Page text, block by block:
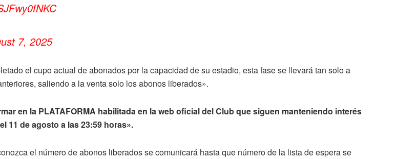
7, 2025
el cupo actual de abonados por la capacidad de su estadio, esta fase se llevará tan solo a
saliendo a la venta solo los abonos liberados».
en la PLATAFORMA habilitada en la web oficial del Club que siguen manteniendo interés
11 de agosto a las 23:59 horas».
el número de abonos liberados se comunicará hasta que número de la lista de espera se